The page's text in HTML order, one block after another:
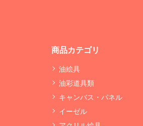
商品カテゴリ
油絵具
油彩道具類
キャンバス・パネル
イーゼル